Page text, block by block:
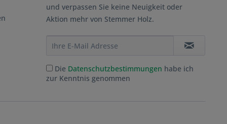
und verpassen Sie keine Neuigkeit oder
Aktion mehr von Stemmer Holz.
Die Datenschutzbestimmungen habe ich
zur Kenntnis genommen